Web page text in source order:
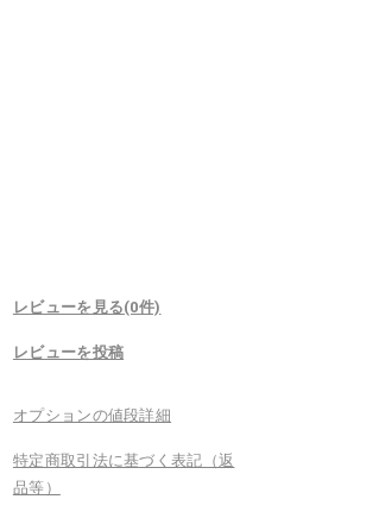
レビューを見る(0件)
レビューを投稿
オプションの値段詳細
特定商取引法に基づく表記（返
品等）